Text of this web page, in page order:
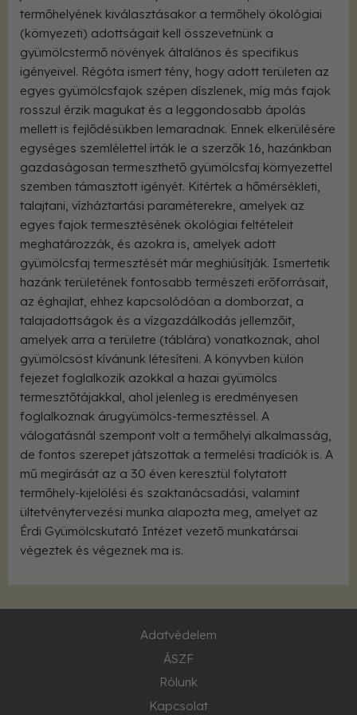
termőhelyének kiválasztásakor a termőhely ökológiai
(környezeti) adottságait kell összevetnünk a
gyümölcstermő növények általános és specifikus
igényeivel. Régóta ismert tény, hogy adott területen az
egyes gyümölcsfajok szépen díszlenek, míg más fajok
rosszul érzik magukat és a leggondosabb ápolás
mellett is fejlődésükben lemaradnak. Ennek elkerülésére
egységes szemlélettel írták le a szerzők 16, hazánkban
gazdaságosan termeszthető gyümölcsfaj környezettel
szemben támasztott igényét. Kitértek a hőmérsékleti,
talajtani, vízháztartási paraméterekre, amelyek az
egyes fajok termesztésének ökológiai feltételeit
meghatározzák, és azokra is, amelyek adott
gyümölcsfaj termesztését már meghiúsítják. Ismertetik
hazánk területének fontosabb természeti erőforrásait,
az éghajlat, ehhez kapcsolódóan a domborzat, a
talajadottságok és a vízgazdálkodás jellemzőit,
amelyek arra a területre (táblára) vonatkoznak, ahol
gyümölcsöst kívánunk létesíteni. A könyvben külön
fejezet foglalkozik azokkal a hazai gyümölcs
termesztő­tájakkal, ahol jelenleg is eredményesen
foglalkoznak árugyümölcs-termesztéssel. A
válogatásnál szempont volt a termőhelyi alkalmasság,
de fontos szerepet játszottak a termelési tradíciók is. A
mű megírását az a 30 éven keresztül folytatott
termőhely-kijelölési és szaktanácsadási, valamint
ültetvénytervezési munka alapozta meg, amelyet az
Érdi Gyümölcskutató Intézet vezető munkatársai
végeztek és végeznek ma is.
Adatvédelem
ÁSZF
Rólunk
Kapcsolat